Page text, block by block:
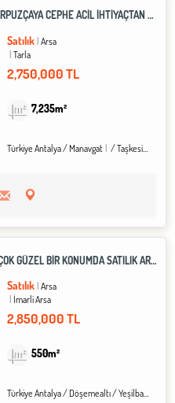
ANTALYA MANAVGAT TAŞKESİĞİNDE KARPUZÇAYA CEPHE ACİL İHTİYAÇTAN SATILIK 7235 M2 TARLA
Satılık Arsa
Tarla
2,750,000 TL
7,235m²
Türkiye Antalya / Manavgat / Taşkesiği Köyü
ANTALYA DÖŞEMEALTI YEŞİLBAYIR`DA ÇOK GÜZEL BİR KONUMDA SATILIK ARSA
Satılık Arsa
İmarli Arsa
2,850,000 TL
550m²
Türkiye Antalya / Döşemealtı/ Yeşilbayır